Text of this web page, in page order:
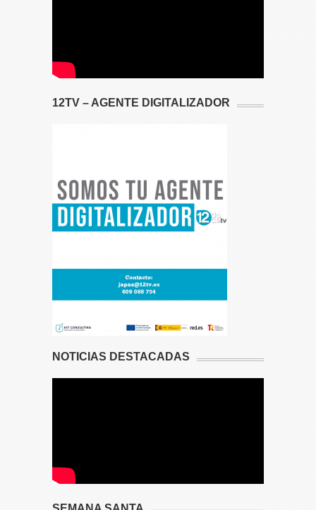
12TV – AGENTE DIGITALIZADOR
NOTICIAS DESTACADAS